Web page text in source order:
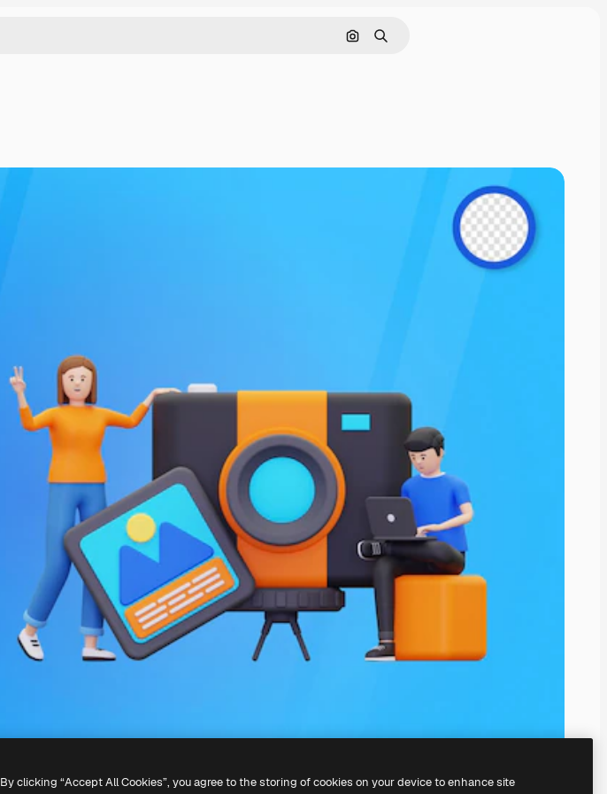
Pesquisar por imagem
Buscar
By clicking “Accept All Cookies”, you agree to the storing of cookies on your device to enhance site